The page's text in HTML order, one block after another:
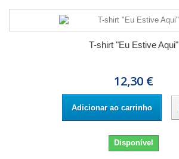
T-shirt "Eu Estive Aqui"
12,30 €
Adicionar ao carrinho
Disponível